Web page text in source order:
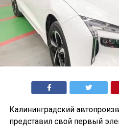
Калининградский
представил свой первый